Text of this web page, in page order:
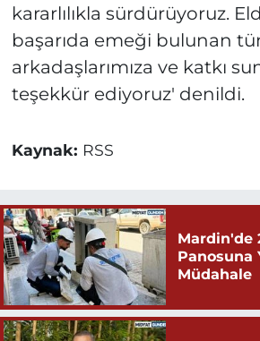
kararlılıkla sürdürüyoruz.
başarıda emeği bulunan
arkadaşlarımıza ve katkı
teşekkür ediyoruz' denildi.
Kaynak: RSS
Mardin'de
Panosuna
Müdahale